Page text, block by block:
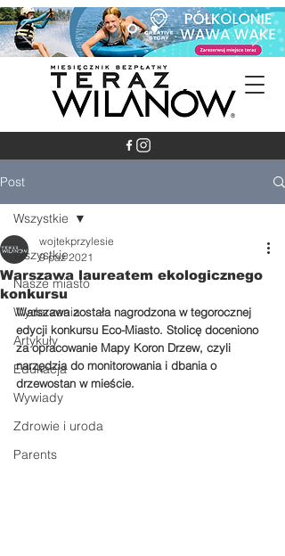
Post
Wszystkie
Nasze miasto
Wydarzenia
Artykuły
Edukacja
Wywiady
Zdrowie i uroda
Parents
Wszystkie
Warszawa laureatem ekologicznego
konkursu
wojtekprzylesie
9 paź 2021
Warszawa została nagrodzona w tegorocznej
edycji konkursu Eco-Miasto. Stolicę doceniono
za opracowanie Mapy Koron Drzew, czyli
narzędzia do monitorowania i dbania o
drzewostan w mieście.